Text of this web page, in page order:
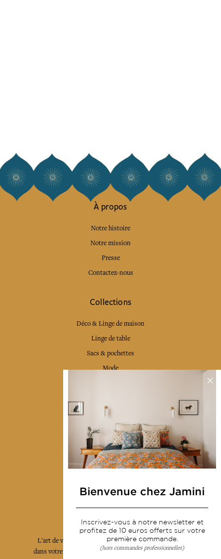
À propos
Notre histoire
Notre mission
Presse
Contactez-nous
Collections
Déco & Linge de maison
Linge de table
Sacs & pochettes
Mode
Livraison & retour
CGV
Devenir revendeur
Notre communauté
L'art de vivre JAMINI raconté avec poésie et élégance
dans votre boîte mail. Inscrivez vous à notre newsletter
Bienvenue chez Jamini
Inscrivez-vous à notre newsletter et
profitez de 10 euros offerts sur votre
première commande.
(hors commandes professionnelles)